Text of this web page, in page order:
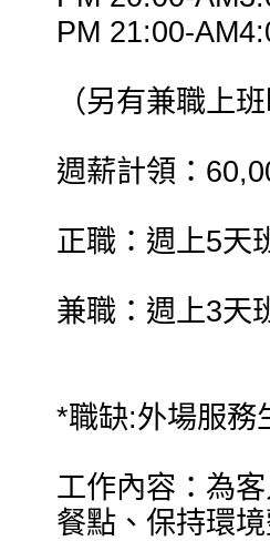
PM 21:00-
（另有兼職上
週薪計領：
正職：週上5天
兼職：週上3天
*職缺:外場服務
工作內容：為
餐點、保持環